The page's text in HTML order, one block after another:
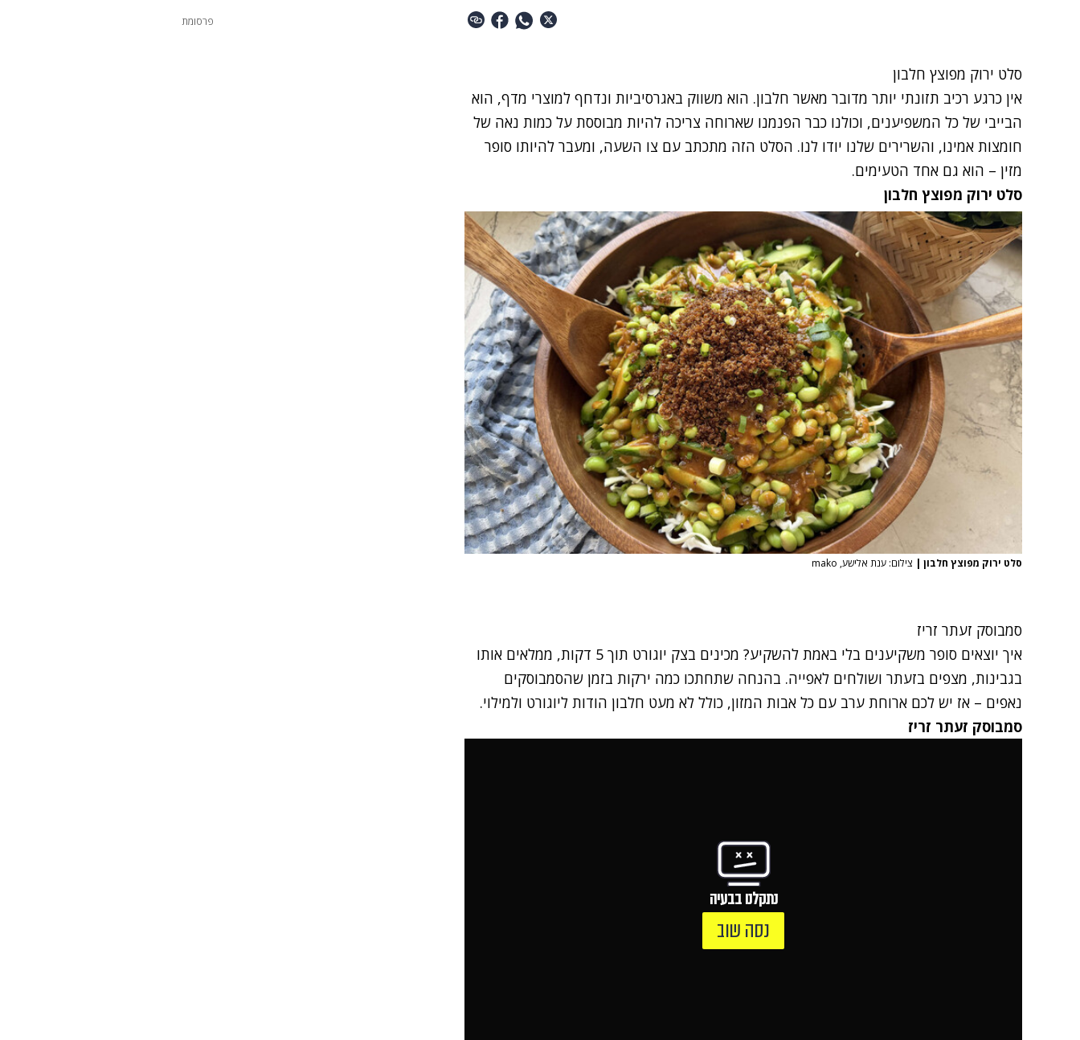
סלט ירוק מפוצץ חלבון
אין כרגע רכיב תזונתי יותר מדובר מאשר חלבון. הוא משווק באגרסיביות ונדחף למוצרי מדף, הוא
הבייבי של כל המשפיענים, וכולנו כבר הפנמנו שארוחה צריכה להיות מבוססת על כמות נאה של
חומצות אמינו, והשרירים שלנו יודו לנו. הסלט הזה מתכתב עם צו השעה, ומעבר להיותו סופר
מזין – הוא גם אחד הטעימים.
סלט ירוק מפוצץ חלבון
סלט ירוק מפוצץ חלבון | צילום: ענת אלישע, mako
סמבוסק זעתר זריז
איך יוצאים סופר משקיענים בלי באמת להשקיע? מכינים בצק יוגורט תוך 5 דקות, ממלאים אותו
בגבינות, מצפים בזעתר ושולחים לאפייה. בהנחה שתחתכו כמה ירקות בזמן שהסמבוסקים
נאפים – אז יש לכם ארוחת ערב עם כל אבות המזון, כולל לא מעט חלבון הודות ליוגורט ולמילוי.
סמבוסק זעתר זריז
נתקלנו בבעיה
נסה שוב
פרסומת